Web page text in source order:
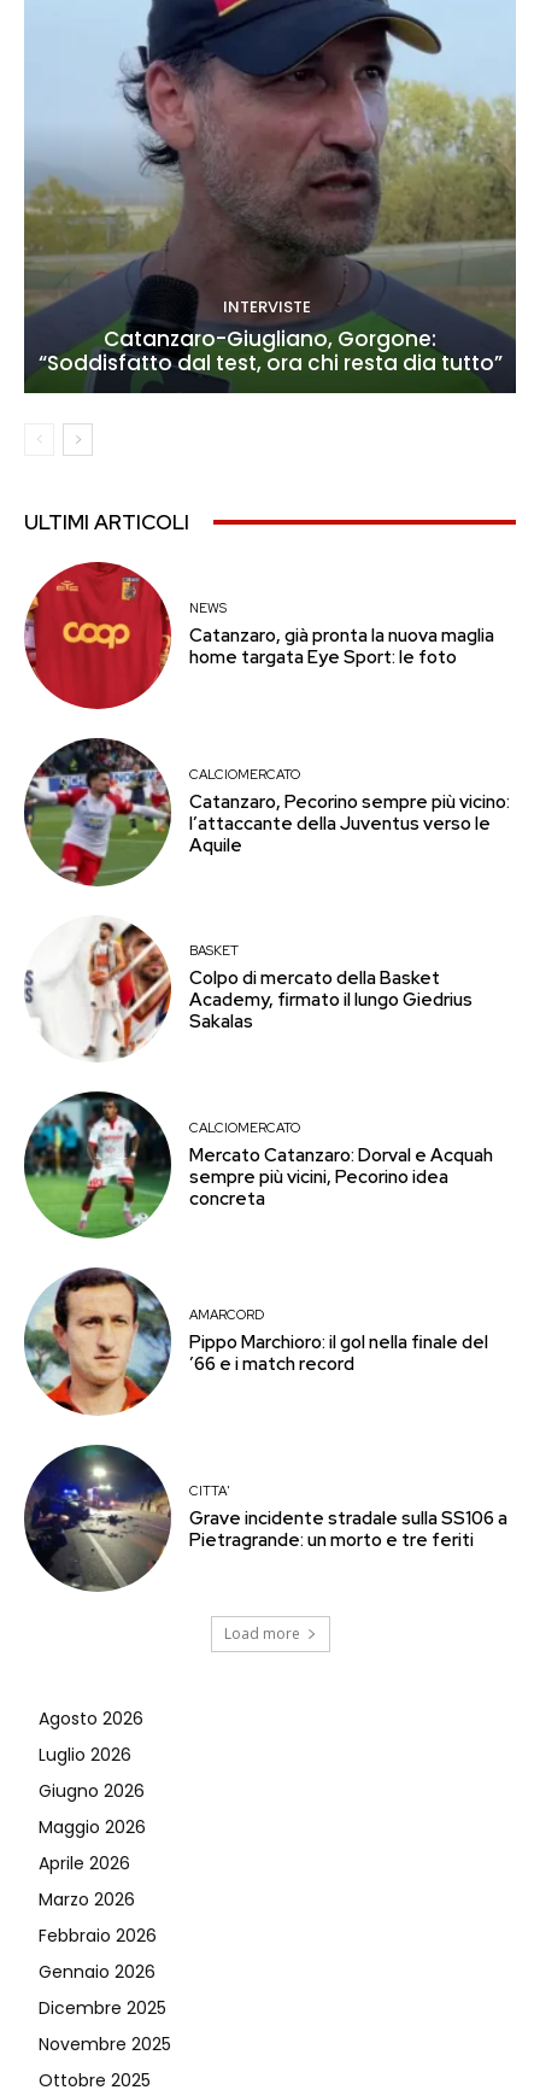
INTERVISTE
Catanzaro-Giugliano, Gorgone:
“Soddisfatto dal test, ora chi resta dia tutto”
ULTIMI ARTICOLI
NEWS
Catanzaro, già pronta la nuova maglia
home targata Eye Sport: le foto
CALCIOMERCATO
Catanzaro, Pecorino sempre più vicino:
l’attaccante della Juventus verso le
Aquile
BASKET
Colpo di mercato della Basket
Academy, firmato il lungo Giedrius
Sakalas
CALCIOMERCATO
Mercato Catanzaro: Dorval e Acquah
sempre più vicini, Pecorino idea
concreta
AMARCORD
Pippo Marchioro: il gol nella finale del
’66 e i match record
CITTA'
Grave incidente stradale sulla SS106 a
Pietragrande: un morto e tre feriti
Load more
Agosto 2026
Luglio 2026
Giugno 2026
Maggio 2026
Aprile 2026
Marzo 2026
Febbraio 2026
Gennaio 2026
Dicembre 2025
Novembre 2025
Ottobre 2025